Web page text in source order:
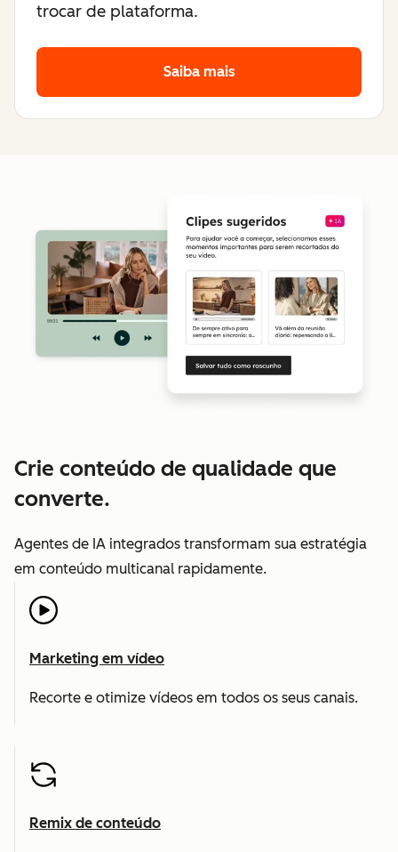
trocar de plataforma.
Saiba mais
Crie conteúdo de qualidade que
converte.
Agentes de IA integrados transformam sua estratégia
em conteúdo multicanal rapidamente.
Marketing em vídeo
Recorte e otimize vídeos em todos os seus canais.
Remix de conteúdo